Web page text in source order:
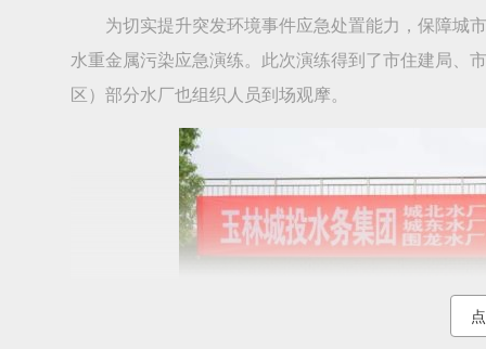
为切实提升突发环境事件应急处置能力，保障城
水重金属污染应急演练。此次演练得到了市住建局、
区）部分水厂也组织人员到场观摩。